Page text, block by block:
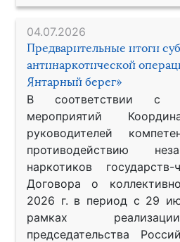
04.07.2026
Предварительные итоги
антинаркотической
Янтарный берег»
В соответствии с
мероприятий
руководителей
противодействию
наркотиков
Договора о
2026 г. в период с 29
рамках
председательства